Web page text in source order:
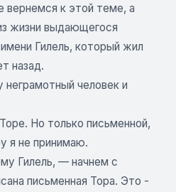
к этой теме, а
жизни выдающегося
Гилель, который жил
назад.
человек и
Но только письменной,
я не принимаю.
Гилель, — начнем с
письменная Тора. Это -